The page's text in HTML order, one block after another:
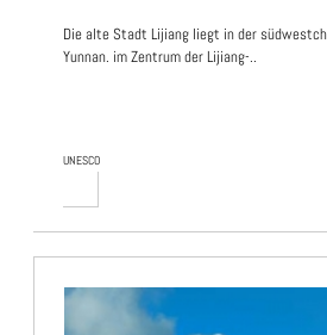
UNESCO
Die alte Stadt Lijiang liegt in der
Yunnan. im Zentrum der Lijiang-..